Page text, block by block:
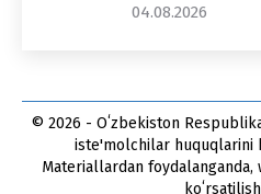
04.08.2026
© 2026 - Oʻzbekiston
iste'molchilar huquqlarini
Materiallardan foydalanganda,